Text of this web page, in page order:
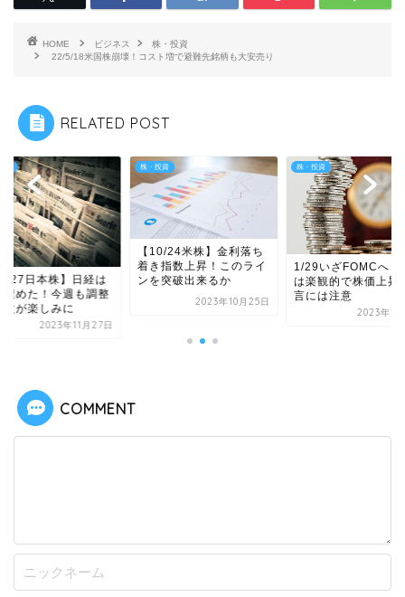
HOME ビジネス
株・投資
22/5/18米国株崩壊！コスト増で避難先銘柄も大安売り
RELATED POST
27日本株】日経は
埋めた！今週も調整
次が楽しみに
2023年11月27日
株・投資
【10/24米株】金利落ち
着き指数上昇！このライ
ンを突破出来るか
2023年10月25日
株・投資
1/29いざFOMCへ！
は楽観的で株価上昇
言には注意
2023年1
COMMENT